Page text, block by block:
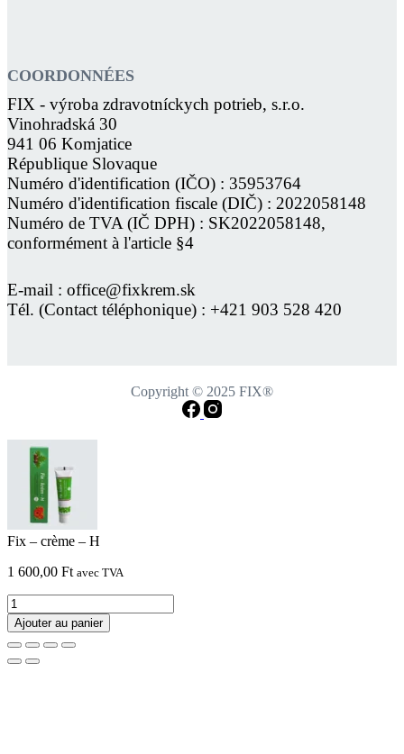
COORDONNÉES
FIX - výroba zdravotníckych potrieb, s.r.o.
Vinohradská 30
941 06 Komjatice
République Slovaque
Numéro d'identification (IČO) : 35953764
Numéro d'identification fiscale (DIČ) : 2022058148
Numéro de TVA (IČ DPH) : SK2022058148,
conformément à l'article §4
E-mail : office@fixkrem.sk
Tél. (Contact téléphonique) : +421 903 528 420
Copyright © 2025 FIX®
Fix – crème – H
1 600,00 Ft avec TVA
quantité
de
Fix
-
crème
Ajouter au panier